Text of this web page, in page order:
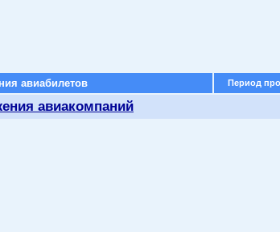
авиабилетов Период
авиакомпаний